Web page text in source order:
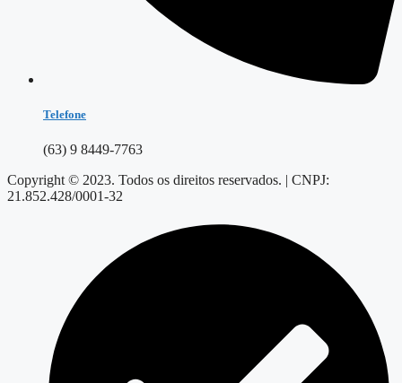
Telefone
(63) 9 8449-7763
Copyright © 2023. Todos os direitos reservados. | CNPJ:
21.852.428/0001-32